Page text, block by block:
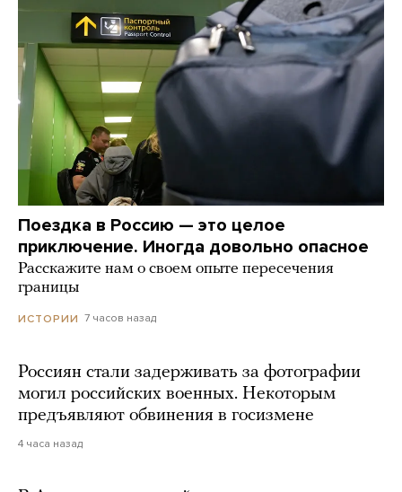
Поездка в Россию — это целое
приключение. Иногда довольно опасное
Расскажите нам о своем опыте пересечения
границы
ИСТОРИИ 7 часов назад
Россиян стали задерживать за фотографии
могил российских военных. Некоторым
предъявляют обвинения в госизмене
4 часа назад